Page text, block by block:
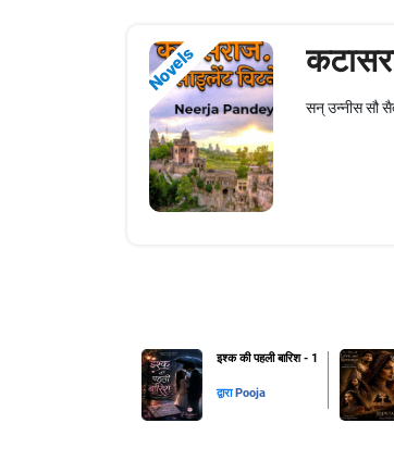
Novels
सन् उन्नीस सौ
इश्क की पहली बारिश - 1
द्वारा Pooja